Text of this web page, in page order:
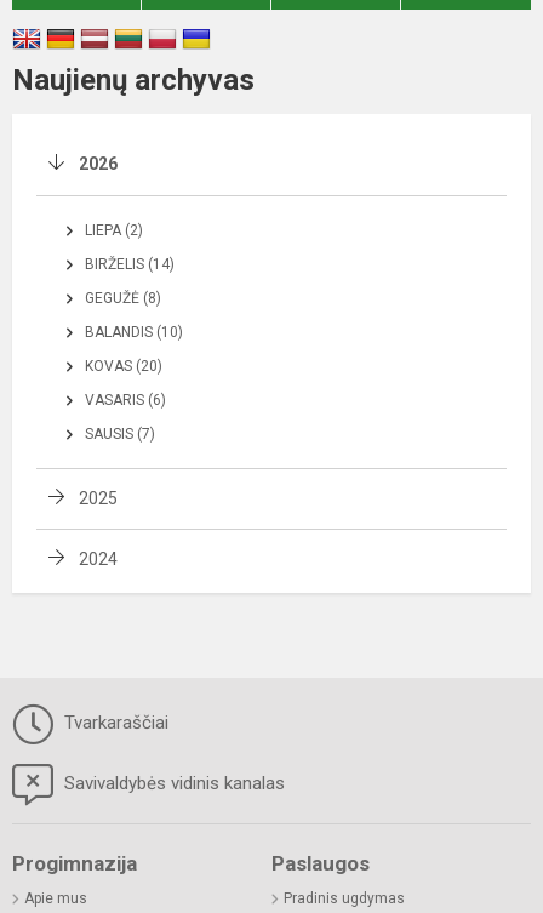
Naujienų archyvas
2026
LIEPA (2)
BIRŽELIS (14)
GEGUŽĖ (8)
BALANDIS (10)
KOVAS (20)
VASARIS (6)
SAUSIS (7)
2025
2024
Tvarkaraščiai
Savivaldybės vidinis kanalas
Progimnazija
Apie mus
Paslaugos
Pradinis ugdymas